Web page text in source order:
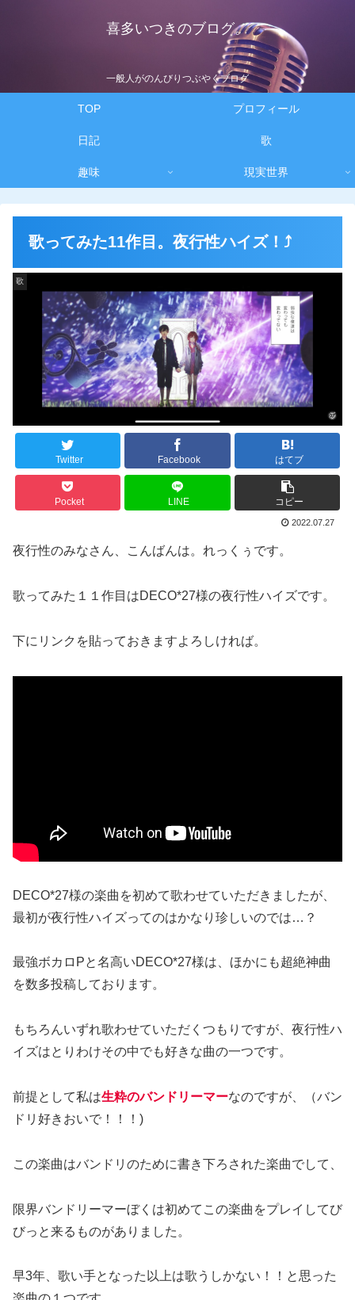
喜多いつきのブログ。
一般人がのんびりつぶやくブログ
TOP プロフィール
日記 歌
趣味 現実世界
歌ってみた11作目。夜行性ハイズ！⤴
歌
Twitter Facebook はてブ
Pocket LINE コピー
2022.07.27
夜行性のみなさん、こんばんは。れっくぅです。
歌ってみた１１作目はDECO*27様の夜行性ハイズです。
下にリンクを貼っておきますよろしければ。
DECO*27様の楽曲を初めて歌わせていただきましたが、
最初が夜行性ハイズってのはかなり珍しいのでは…？
最強ボカロPと名高いDECO*27様は、ほかにも超絶神曲
を数多投稿しております。
もちろんいずれ歌わせていただくつもりですが、夜行性ハ
イズはとりわけその中でも好きな曲の一つです。
前提として私は生粋のバンドリーマーなのですが、（バン
ドリ好きおいで！！！)
この楽曲はバンドリのために書き下ろされた楽曲でして、
限界バンドリーマーぼくは初めてこの楽曲をプレイしてび
びっと来るものがありました。
早3年、歌い手となった以上は歌うしかない！！と思った